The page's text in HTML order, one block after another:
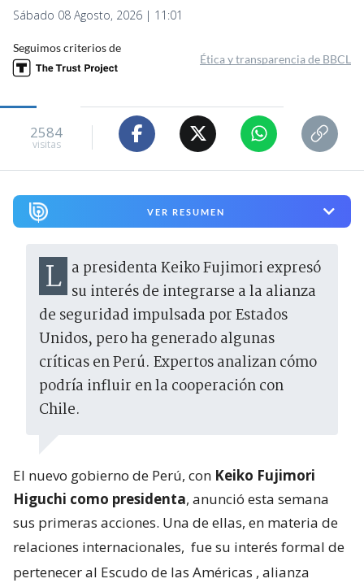
Sábado 08 Agosto, 2026 | 11:01
Seguimos criterios de
Ética y transparencia de BBCL
2584
visitas
VER RESUMEN
La presidenta Keiko Fujimori expresó su interés de integrarse a la alianza
de seguridad impulsada por Estados
Unidos, pero ha generado algunas
críticas en Perú. Expertos analizan cómo
podría influir en la cooperación con
Chile.
El nuevo gobierno de Perú, con Keiko Fujimori
Higuchi como presidenta, anunció esta semana
sus primeras acciones. Una de ellas, en materia de
relaciones internacionales, fue su interés formal de
pertenecer al Escudo de las Américas , alianza